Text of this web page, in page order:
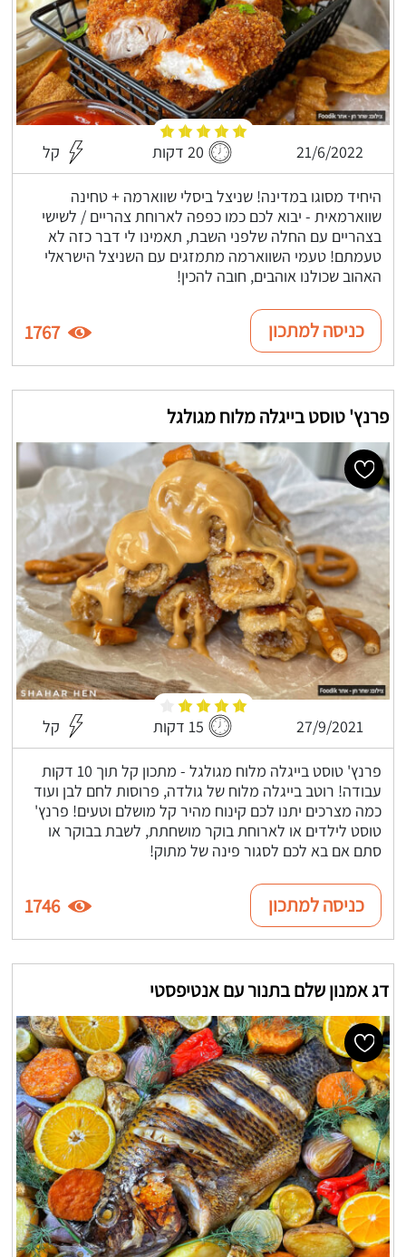
21/6/2022 20 דקות קל
היחיד מסוגו במדינה! שניצל ביסלי שווארמה + טחינה
שווארמאית - יבוא לכם כמו כפפה לארוחת צהריים / לשישי
בצהריים עם החלה שלפני השבת, תאמינו לי דבר כזה לא
טעמתם! טעמי השווארמה מתמזגים עם השניצל הישראלי
האהוב שכולנו אוהבים, חובה להכין!
כניסה למתכון 1767
פרנץ' טוסט בייגלה מלוח מגולגל
27/9/2021 15 דקות קל
פרנץ' טוסט בייגלה מלוח מגולגל - מתכון קל תוך 10 דקות
עבודה! רוטב בייגלה מלוח של גולדה, פרוסות לחם לבן ועוד
כמה מצרכים יתנו לכם קינוח מהיר קל מושלם וטעים! פרנץ'
טוסט לילדים או לארוחת בוקר מושחתת, לשבת בבוקר או
סתם אם בא לכם לסגור פינה של מתוק!
כניסה למתכון 1746
דג אמנון שלם בתנור עם אנטיפסטי